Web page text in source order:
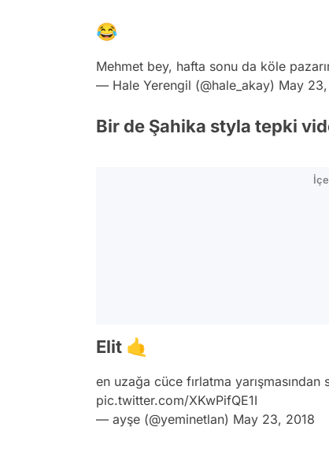
😂
Mehmet bey, hafta sonu da köle
— Hale Yerengil (@hale_akay) May
Bir de Şahika styla tepki
Elit 🤙
en uzağa cüce fırlatma
pic.twitter.com/XKwPifQE1I
— ayşe (@yeminetlan) May 23, 2018